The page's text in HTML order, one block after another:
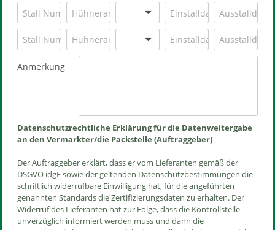
Anmerkung
Datenschutzrechtliche Erklärung für die Datenweitergabe
an den Vermarkter/die Packstelle (Auftraggeber)
Der Auftraggeber erklärt, dass er vom Lieferanten gemäß der
DSGVO idgF sowie der geltenden Datenschutzbestimmungen die
schriftlich widerrufbare Einwilligung hat, für die angeführten
genannten Standards die Zertifizierungsdaten zu erhalten. Der
Widerruf des Lieferanten hat zur Folge, dass die Kontrollstelle
unverzüglich informiert werden muss und dann die